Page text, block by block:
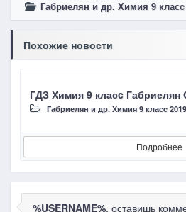
Габриелян и др. Химия 9 класc
Похожие новости
ГДЗ Химия 9 класc
Габриелян и др. Химия 9 класc 2019
Подробнее
%USERNAME%, оставишь